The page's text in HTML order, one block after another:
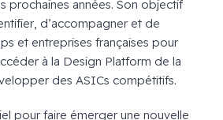
prochaines années. Son objectif
d’accompagner et de
et entreprises françaises pour
à la Design Platform de la
des ASICs compétitifs.
pour faire émerger une nouvelle